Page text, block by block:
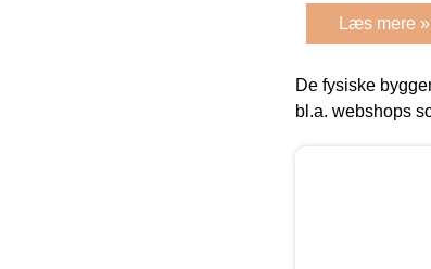
Læs mere »
De fysiske
bl.a. webshops